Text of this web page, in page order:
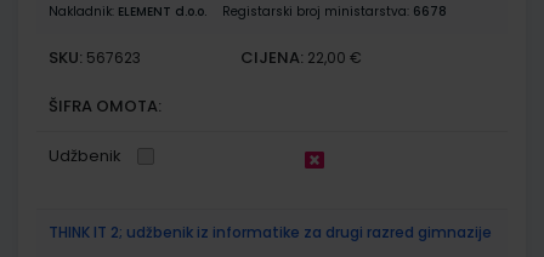
Nakladnik: ELEMENT d.o.o. Registarski broj ministarstva: 6678
SKU: 567623 CIJENA: 22,00 €
ŠIFRA OMOTA:
Udžbenik
THINK IT 2; udžbenik iz informatike za drugi razred gimnazije